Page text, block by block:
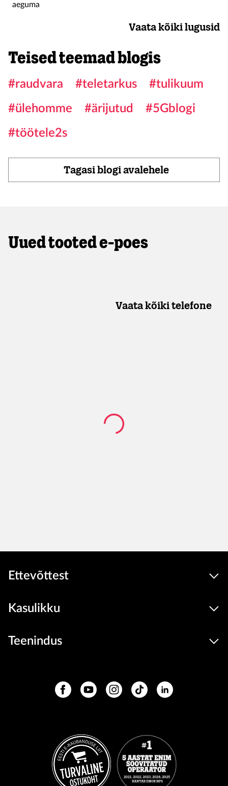
aeguma
Vaata kõiki lugusid
Teised teemad blogis
#raudvara #teletarkus
#tulikuum
#ülehomme
#ärijutud
#5Gblogi
#töötele2s
Tagasi blogi avalehele
Uued tooted e-poes
Vaata kõiki telefone
Ettevõttest
Kasulikku
Teenindus